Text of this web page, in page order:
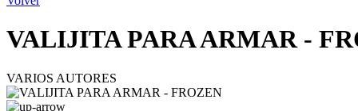
VALIJITA PARA ARMAR -
VARIOS AUTORES